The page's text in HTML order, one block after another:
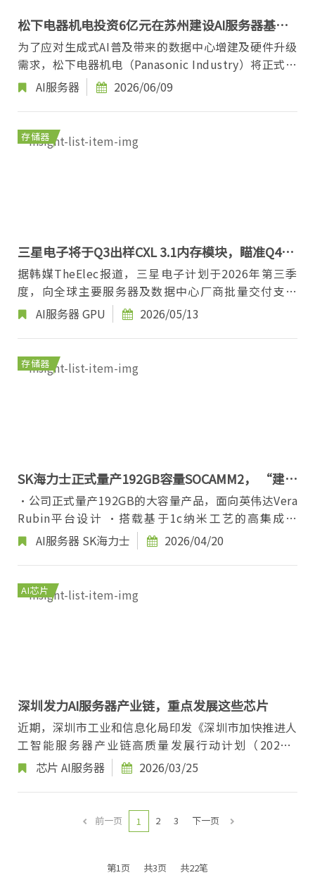
松下电器机电投资6亿元在苏州建设AI服务器基板
新厂
为了应对生成式AI普及带来的数据中心增建及硬件升级
需求，松下电器机电（Panasonic Industry）将正式在
中国苏州展开用于AI服务器等设备的高端电子电路...
AI服务器 2026/06/09
存储器
三星电子将于Q3出样CXL 3.1内存模块，瞄准Q4量
产
据韩媒TheElec报道，三星电子计划于2026年第三季
度，向全球主要服务器及数据中心厂商批量交付支持
CXL 3.1标准的下一代内存模块（CMM-D）样品，待通
AI服务器GPU 2026/05/13
存储器
SK海力士正式量产192GB容量SOCAMM2， “建立
面向AI服务器的存储器性能新基准”
·公司正式量产192GB的大容量产品，面向英伟达Vera
Rubin平台设计 ·搭载基于1c纳米工艺的高集成度
DRAM，实现能效最大化 ·“通过与英伟达紧密合作，
AI服务器 SK海力士 2026/04/20
AI芯片
深圳发力AI服务器产业链，重点发展这些芯片
近期，深圳市工业和信息化局印发《深圳市加快推进人
工智能服务器产业链高质量发展行动计划（2026—
2028年）》（以下简称《行动计划》），内容涉及AI
芯片 AI服务器 2026/03/25
前一页 1 2 3 下一页
第1页 共3页 共22笔